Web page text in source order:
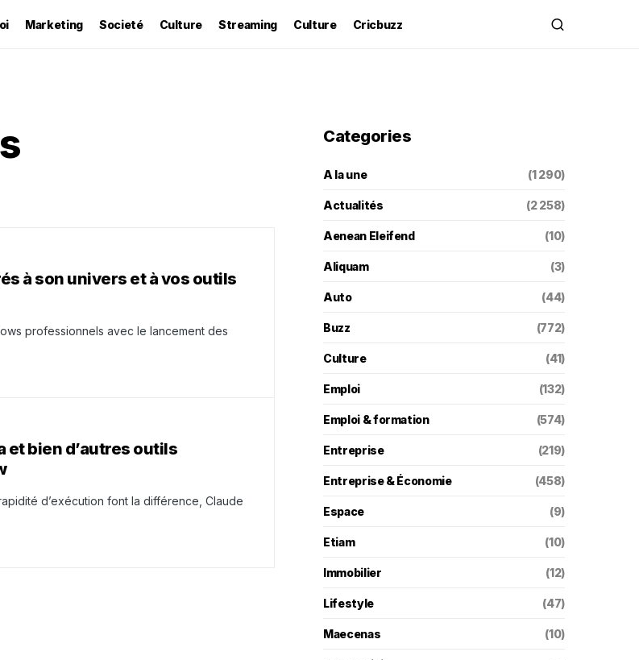
Marketing Societé Culture Streaming Culture Cricbuzz
à son univers et à vos outils
professionnels avec le lancement des
et bien d’autres outils
d’exécution font la différence, Claude
Categories
A la une (1 290)
Actualités (2 258)
Aenean Eleifend (10)
Aliquam (3)
Auto (44)
Buzz (772)
Culture (41)
Emploi (132)
Emploi & formation (574)
Entreprise (219)
Entreprise & Économie (458)
Espace (9)
Etiam (10)
Immobilier (12)
Lifestyle (47)
Maecenas (10)